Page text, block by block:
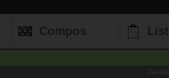
Compos
J'ai